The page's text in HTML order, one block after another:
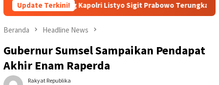
Update Terkini!
Kapolri Listyo Sigit Prabowo Terungkap Sudah
Beranda Headline News
Gubernur Sumsel Sampaikan Pendapat
Akhir Enam Raperda
Rakyat Republika